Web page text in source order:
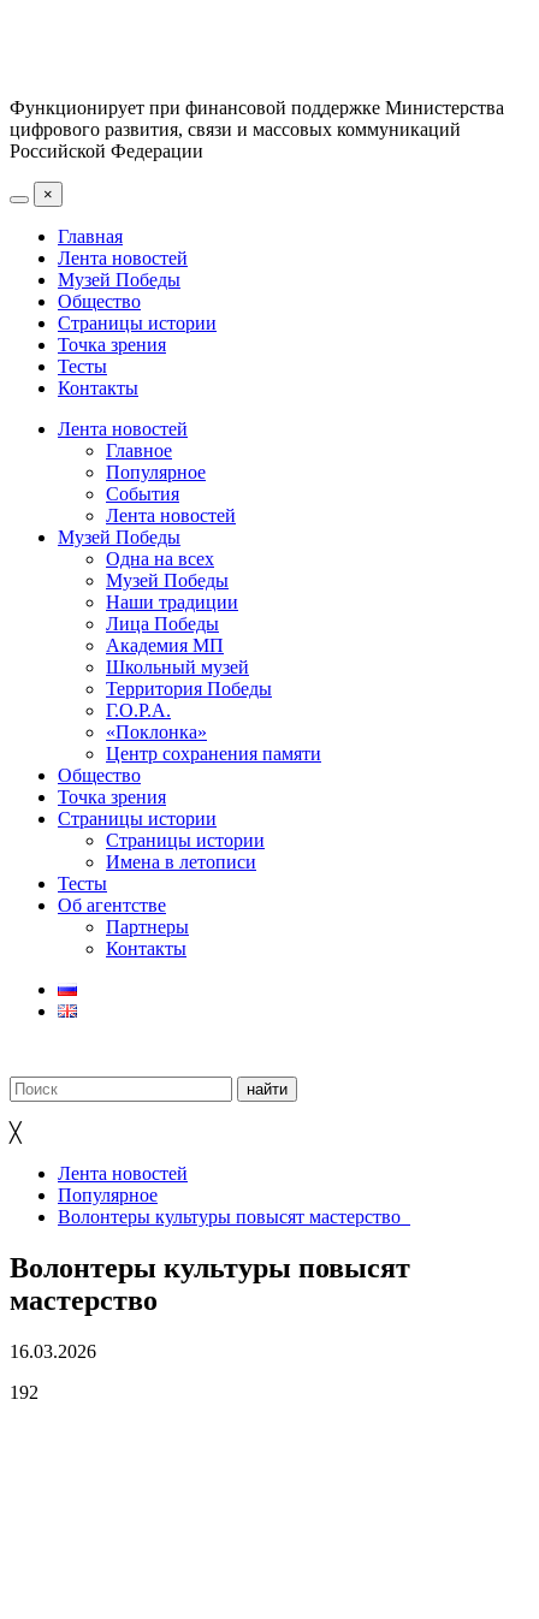
Функционирует при финансовой поддержке Министерства
цифрового развития, связи и массовых коммуникаций
Российской Федерации
×
Главная
Лента новостей
Музей Победы
Общество
Страницы истории
Точка зрения
Тесты
Контакты
Лента новостей
Главное
Популярное
События
Лента новостей
Музей Победы
Одна на всех
Музей Победы
Наши традиции
Лица Победы
Академия МП
Школьный музей
Территория Победы
Г.О.Р.А.
«Поклонка»
Центр сохранения памяти
Общество
Точка зрения
Страницы истории
Страницы истории
Имена в летописи
Тесты
Об агентстве
Партнеры
Контакты
╳
Лента новостей
Популярное
Волонтеры культуры повысят мастерство
Волонтеры культуры повысят
мастерство
16.03.2026
192